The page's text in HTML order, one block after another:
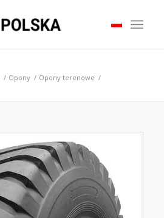
/ Opony / Opony terenowe /